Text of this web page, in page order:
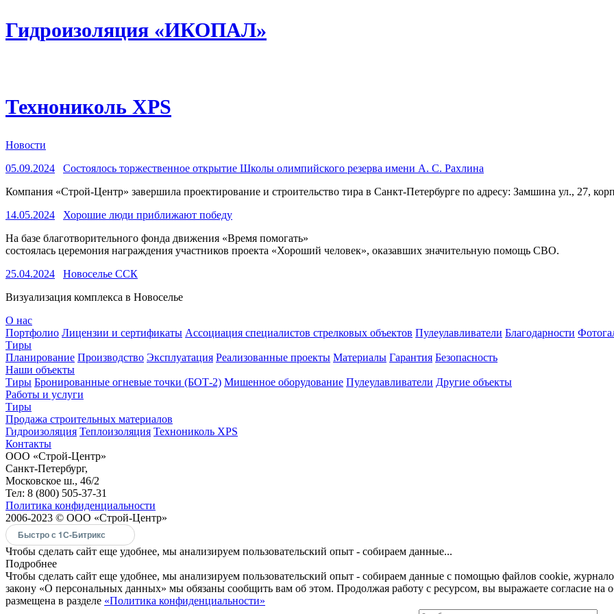
Гидроизоляция «ИКОПАЛ»
Технониколь XPS
Новости
05.09.2024
Состоялось торжественное открытие Школы олимпийского резерва имени А. С. Рахлина
Компания «Строй-Центр» завершила проектирование и строительство тира в Санкт-Петербурге по адресу: Замшина ул., 27,
14.05.2024
Хорошие люди приближают победу
На базе благотворительного фонда движения «Время помогать»
состоялась церемония награждения участников проекта «Хороший человек», оказавших значительную помощь СВО.
25.04.2024
Новоселье ССК
Визуализация комплекса в Новоселье
О нас
Портфолио Лицензии и сертификаты Ассоциация специалистов стрелковых объектов Пулеулавливатели Благодарности
Тиры
Планирование Производство Эксплуатация Реализованные проекты Материалы Гарантия Безопасность
Наши объекты
Тиры Бронированные огневые точки (БОТ-2) Мишенное оборудование Пулеулавливатели Другие объекты
Работы и услуги
Тиры
Продажа строительных материалов
Гидроизоляция Теплоизоляция Технониколь XPS
Контакты
ООО «Строй-Центр»
Санкт-Петербург,
Московское ш., 46/2
Тел: 8 (800) 505-37-31
Политика конфиденциальности
2006-2023 © ООО «Строй-Центр»
Быстро с 1С-Битрикс
Чтобы сделать сайт еще удобнее, мы анализируем пользовательский опыт - собираем данные...
Подробнее
Чтобы сделать сайт еще удобнее, мы анализируем пользовательский опыт - собираем данные с помощью файлов cookie,
закону «О персональных данных» мы обязаны сообщить вам об этом. Продолжая работу с ресурсом, вы выражаете согласие
размещена в разделе «Политика конфиденциальности»